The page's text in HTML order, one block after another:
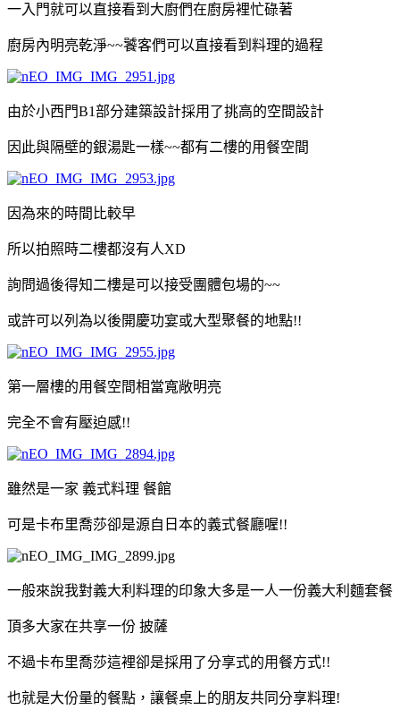
一入門就可以直接看到大廚們在廚房裡忙碌著
廚房內明亮乾淨~~饕客們可以直接看到料理的過程
由於小西門B1部分建築設計採用了挑高的空間設計
因此與隔壁的銀湯匙一樣~~都有二樓的用餐空間
因為來的時間比較早
所以拍照時二樓都沒有人XD
詢問過後得知二樓是可以接受團體包場的~~
或許可以列為以後開慶功宴或大型聚餐的地點!!
第一層樓的用餐空間相當寬敞明亮
完全不會有壓迫感!!
雖然是一家 義式料理 餐館
可是卡布里喬莎卻是源自日本的義式餐廳喔!!
一般來說我對義大利料理的印象大多是一人一份義大利麵套餐
頂多大家在共享一份 披薩
不過卡布里喬莎這裡卻是採用了分享式的用餐方式!!
也就是大份量的餐點，讓餐桌上的朋友共同分享料理!